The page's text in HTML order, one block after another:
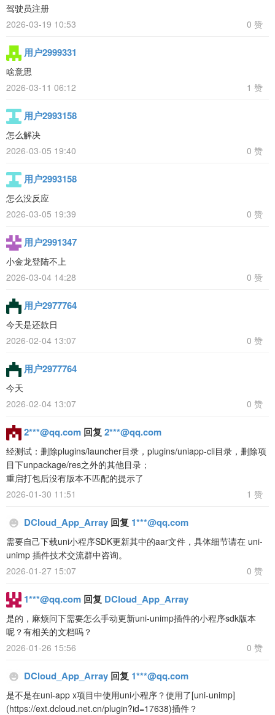
驾驶员注册
2026-03-19 10:53
0 赞
用户2999331
啥意思
2026-03-11 06:12
1 赞
用户2993158
怎么解决
2026-03-05 19:40
0 赞
用户2993158
怎么没反应
2026-03-05 19:39
0 赞
用户2991347
小金龙登陆不上
2026-03-04 14:28
0 赞
用户2977764
今天是还款日
2026-02-04 13:07
0 赞
用户2977764
今天
2026-02-04 13:07
0 赞
2***@qq.com 回复 2***@qq.com
经测试：删除plugins/launcher目录，plugins/uniapp-cli目录，删除项
目下unpackage/res之外的其他目录；
重启打包后没有版本不匹配的提示了
2026-01-30 11:51
1 赞
DCloud_App_Array 回复 1***@qq.com
需要自己下载uni小程序SDK更新其中的aar文件，具体细节请在 uni-
unimp 插件技术交流群中咨询。
2026-01-27 15:07
0 赞
1***@qq.com 回复 DCloud_App_Array
是的，麻烦问下需要怎么手动更新uni-unimp插件的小程序sdk版本
呢？有相关的文档吗？
2026-01-26 15:56
0 赞
DCloud_App_Array 回复 1***@qq.com
是不是在uni-app x项目中使用uni小程序？使用了[uni-unimp]
(https://ext.dcloud.net.cn/plugin?id=17638)插件？